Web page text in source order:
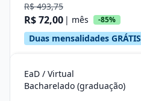
R$ 493,75
R$ 72,00 | mês -85%
Duas mensalidades GRÁTIS
EaD / Virtual
Bacharelado (graduação)